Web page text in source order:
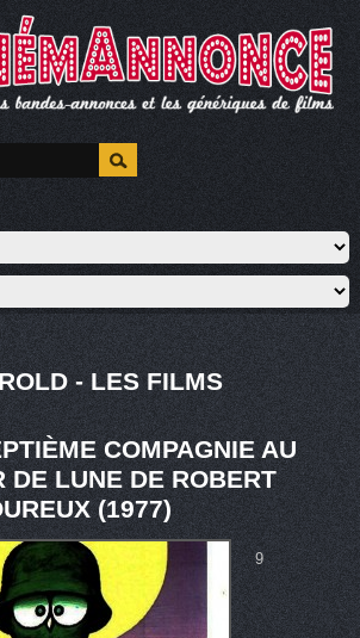
- LES FILMS
COMPAGNIE AU
DE LUNE DE ROBERT
(1977)
9